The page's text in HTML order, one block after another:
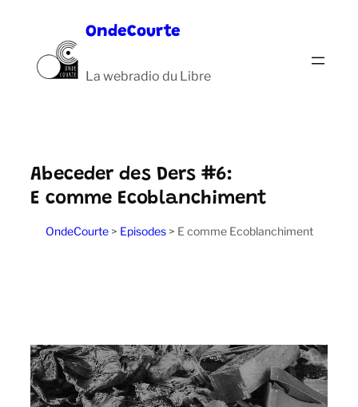
contenu
OndeCourte
La webradio du Libre
Abeceder des Ders #6:
E comme Ecoblanchiment
OndeCourte> Episodes> E comme Ecoblanchiment